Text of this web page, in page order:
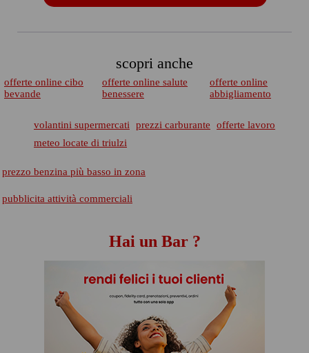
scopri anche
offerte online cibo
bevande
offerte online salute
benessere
offerte online
abbigliamento
volantini supermercati prezzi carburante
offerte lavoro
meteo locate di triulzi
prezzo benzina più basso in zona
pubblicita attività commerciali
Hai un Bar ?